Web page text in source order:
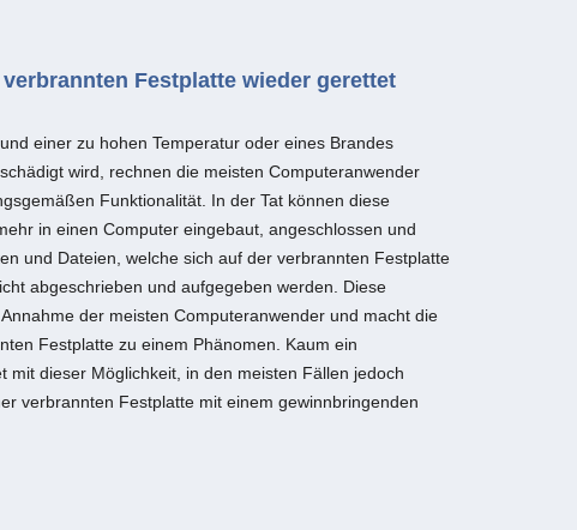
Festplatte wieder gerettet
einer zu hohen Temperatur oder eines Brandes
wird, rechnen die meisten Computeranwender
Funktionalität. In der Tat können diese
in einen Computer eingebaut, angeschlossen und
und Dateien, welche sich auf der verbrannten Festplatte
abgeschrieben und aufgegeben werden. Diese
der meisten Computeranwender und macht die
Festplatte zu einem Phänomen. Kaum ein
mit dieser Möglichkeit, in den meisten Fällen jedoch
verbrannten Festplatte mit einem gewinnbringenden